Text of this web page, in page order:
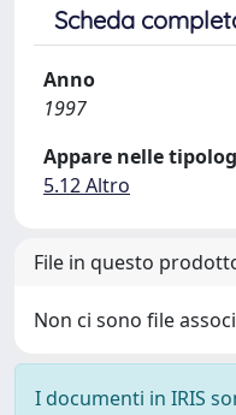
Scheda
Anno
1997
Appare nelle
5.12 Altro
File in questo
Non ci sono file
I documenti in IRIS